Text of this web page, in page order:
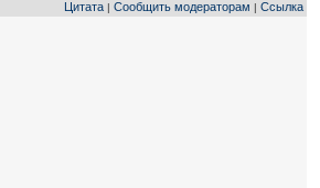
Цитата Сообщить модераторам Ссылка